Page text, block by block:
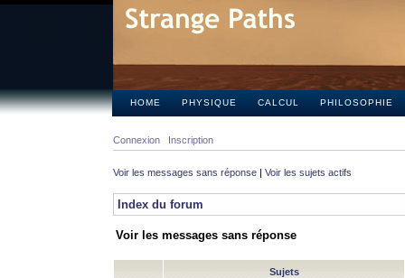
HOME PHYSIQUE CALCUL PHILOSOPHIE
Connexion Inscription
Voir les messages sans réponse | Voir les sujets actifs
Index du forum
Voir les messages sans réponse
Sujets